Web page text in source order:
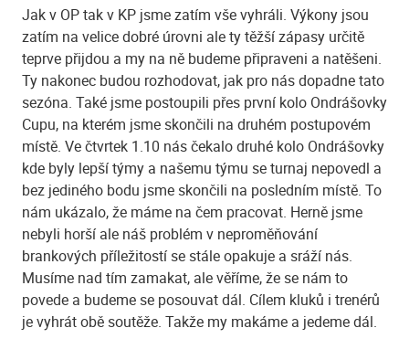
Jak v OP tak v KP jsme zatím vše vyhráli. Výkony jsou
zatím na velice dobré úrovni ale ty těžší zápasy určitě
teprve přijdou a my na ně budeme připraveni a natěšeni.
Ty nakonec budou rozhodovat, jak pro nás dopadne tato
sezóna. Také jsme postoupili přes první kolo Ondrášovky
Cupu, na kterém jsme skončili na druhém postupovém
místě. Ve čtvrtek 1.10 nás čekalo druhé kolo Ondrášovky
kde byly lepší týmy a našemu týmu se turnaj nepovedl a
bez jediného bodu jsme skončili na posledním místě. To
nám ukázalo, že máme na čem pracovat. Herně jsme
nebyli horší ale náš problém v neproměňování
brankových příležitostí se stále opakuje a sráží nás.
Musíme nad tím zamakat, ale věříme, že se nám to
povede a budeme se posouvat dál. Cílem kluků i trenérů
je vyhrát obě soutěže. Takže my makáme a jedeme dál.